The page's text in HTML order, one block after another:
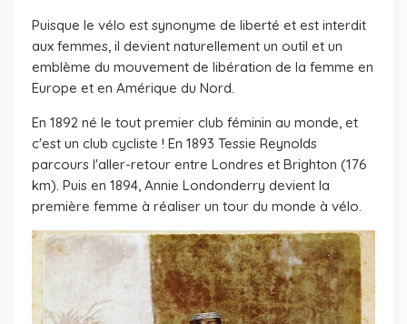
Puisque le vélo est synonyme de liberté et est interdit
aux femmes, il devient naturellement un outil et un
emblème du mouvement de libération de la femme en
Europe et en Amérique du Nord.
En 1892 né le tout premier club féminin au monde, et
c'est un club cycliste ! En 1893 Tessie Reynolds
parcours l'aller-retour entre Londres et Brighton (176
km). Puis en 1894, Annie Londonderry devient la
première femme à réaliser un tour du monde à vélo.